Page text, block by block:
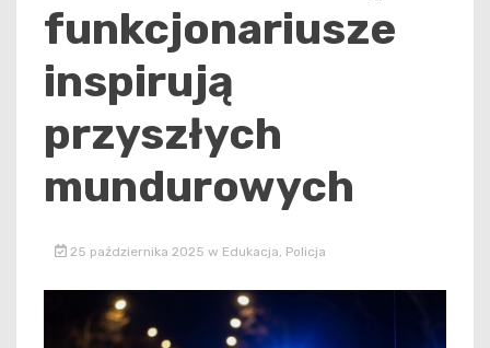
funkcjonariusze
inspirują
przyszłych
mundurowych
25 października 2025 w Edukacja Policja